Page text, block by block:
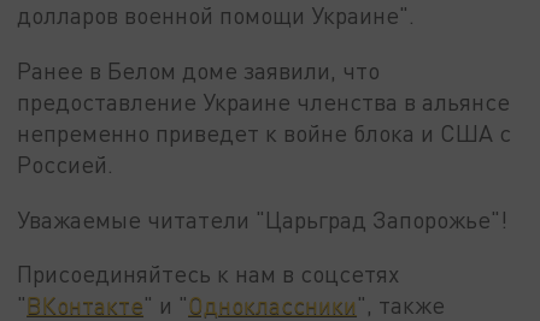
долларов военной помощи Украине".
Ранее в Белом доме заявили, что
предоставление Украине членства в альянсе
непременно приведет к войне блока и США с
Россией.
Уважаемые читатели "Царьград Запорожье"!
Присоединяйтесь к нам в соцсетях
"ВКонтакте" и "Одноклассники", также